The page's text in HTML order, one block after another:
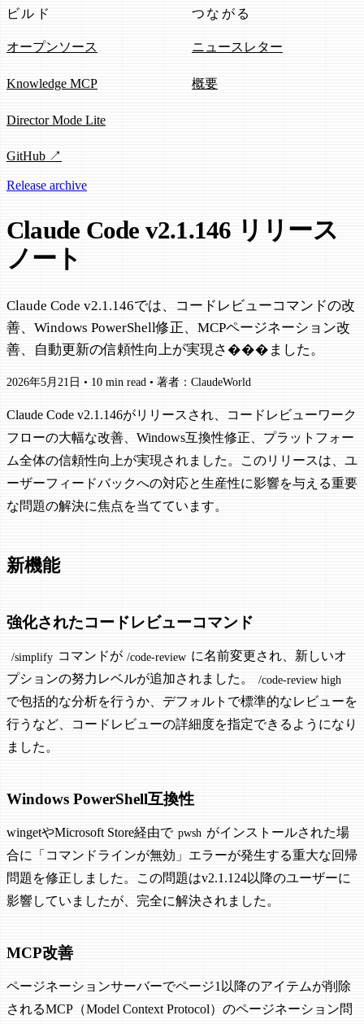
ビルド
オープンソース
Knowledge MCP
Director Mode Lite
GitHub ↗
つながる
ニュースレター
概要
Release archive
Claude Code v2.1.146 リリース
ノート
Claude Code v2.1.146では、コードレビューコマンドの改
善、Windows PowerShell修正、MCPページネーション改
善、自動更新の信頼性向上が実現さ���ました。
2026年5月21日 • 10 min read • 著者：ClaudeWorld
Claude Code v2.1.146がリリースされ、コードレビューワーク
フローの大幅な改善、Windows互換性修正、プラットフォー
ム全体の信頼性向上が実現されました。このリリースは、ユ
ーザーフィードバックへの対応と生産性に影響を与える重要
な問題の解決に焦点を当てています。
新機能
強化されたコードレビューコマンド
/simplify コマンドが /code-review に名前変更され、新しいオ
プションの努力レベルが追加されました。
/code-review high
で包括的な分析を行うか、デフォルトで標準的なレビューを
行うなど、コードレビューの詳細度を指定できるようになり
ました。
Windows PowerShell互換性
wingetやMicrosoft Store経由で pwsh がインストールされた場
合に「コマンドラインが無効」エラーが発生する重大な回帰
問題を修正しました。この問題はv2.1.124以降のユーザーに
影響していましたが、完全に解決されました。
MCP改善
ページネーションサーバーでページ1以降のアイテムが削除
されるMCP（Model Context Protocol）のページネーション問